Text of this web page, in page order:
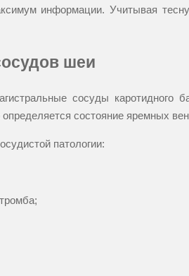
информации. Учитывая
шеи
сосуды
состояние яремных
патологии: